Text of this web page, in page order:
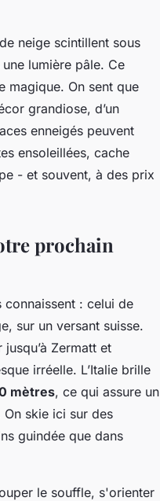
neige scintillent sous
lumière pâle. Ce
magique. On sent que
grandiose, d’un
enneigés peuvent
ensoleillées, cache
- et souvent, à des prix
prochain
: celui de
sur un versant suisse.
Zermatt et
irréelle. L’Italie brille
mètres, ce qui assure un
skie ici sur des
guindée que dans
le souffle, s'orienter